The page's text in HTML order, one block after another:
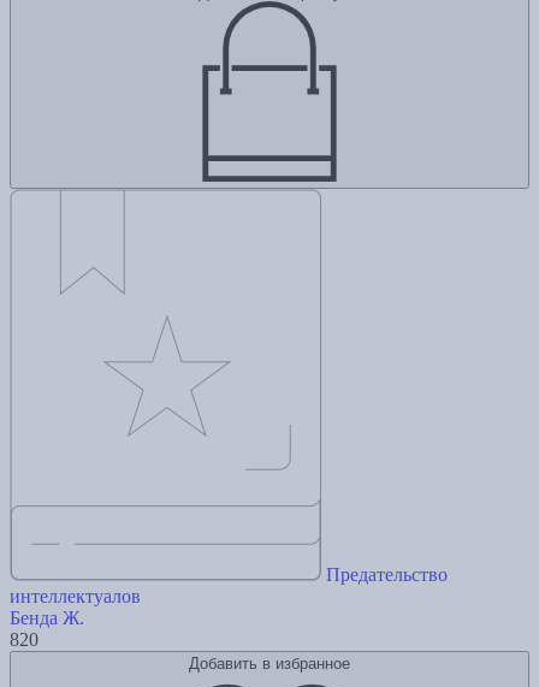
Предательство
интеллектуалов
Бенда Ж.
820
Добавить в избранное